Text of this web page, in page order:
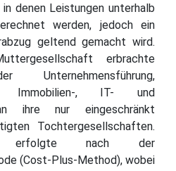
denen Leistungen unterhalb
werden, jedoch ein
geltend gemacht wird.
erbrachte
Unternehmensführung,
Immobilien-, IT- und
ihre nur eingeschränkt
Tochtergesellschaften.
erfolgte nach der
(Cost-Plus-Method), wobei